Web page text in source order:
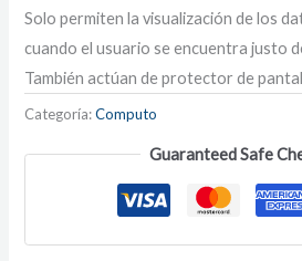
Solo permiten la visualización de los
cuando el usuario se encuentra justo
También actúan de protector de
Categoría:Computo
Guaranteed Safe